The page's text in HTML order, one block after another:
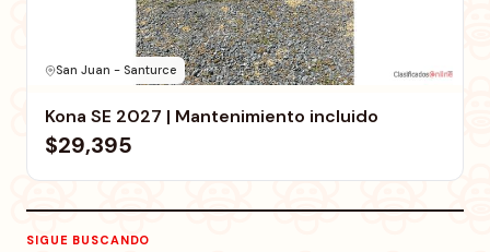
San Juan - Santurce
Kona SE 2027 | Mantenimiento incluido
$29,395
SIGUE BUSCANDO